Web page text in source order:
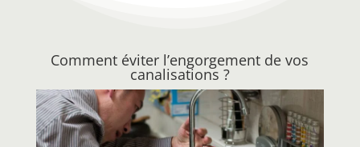
Comment éviter l’engorgement de vos
canalisations ?